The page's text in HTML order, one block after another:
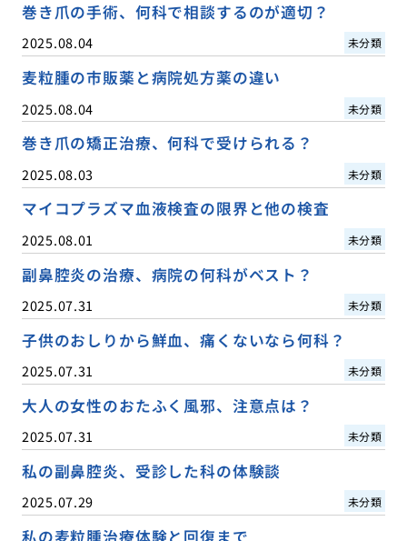
巻き爪の手術、何科で相談するのが適切？
2025.08.04 未分類
麦粒腫の市販薬と病院処方薬の違い
2025.08.04 未分類
巻き爪の矯正治療、何科で受けられる？
2025.08.03 未分類
マイコプラズマ血液検査の限界と他の検査
2025.08.01 未分類
副鼻腔炎の治療、病院の何科がベスト？
2025.07.31 未分類
子供のおしりから鮮血、痛くないなら何科？
2025.07.31 未分類
大人の女性のおたふく風邪、注意点は？
2025.07.31 未分類
私の副鼻腔炎、受診した科の体験談
2025.07.29 未分類
私の麦粒腫治療体験と回復まで